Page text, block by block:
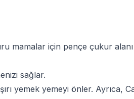
mamalar için pençe çukur
sağlar.
yemek yemeyi önler. Ayrıca,